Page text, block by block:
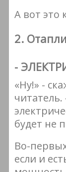
А вот это
2.
-
«Ну!» -
читатель.
будет не
Во-
если и